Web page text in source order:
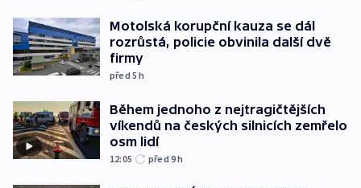
Motolská korupční kauza se dál
rozrůstá, policie obvinila další dvě
firmy
před 5h
Během jednoho z nejtragičtějších
víkendů na českých silnicích zemřelo
osm lidí
12:05 před 9h